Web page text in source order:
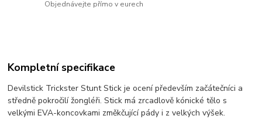
Objednávejte přímo v eurech
Kompletní specifikace
Devilstick Trickster Stunt Stick je ocení především začátečníci a
středně pokročilí žongléři. Stick má zrcadlově kónické tělo s
velkými EVA-koncovkami změkčující pády i z velkých výšek.